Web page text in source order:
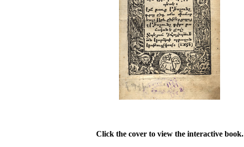
Click the cover to view the interactive book.